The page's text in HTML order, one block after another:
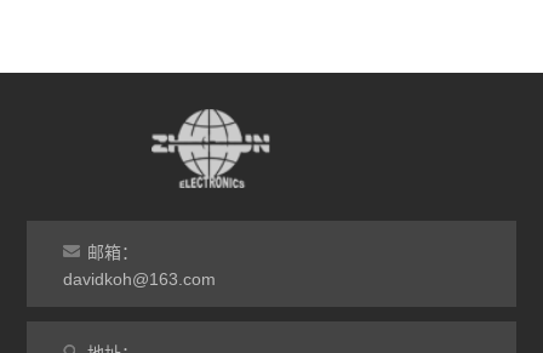
邮箱：
davidkoh@163.com